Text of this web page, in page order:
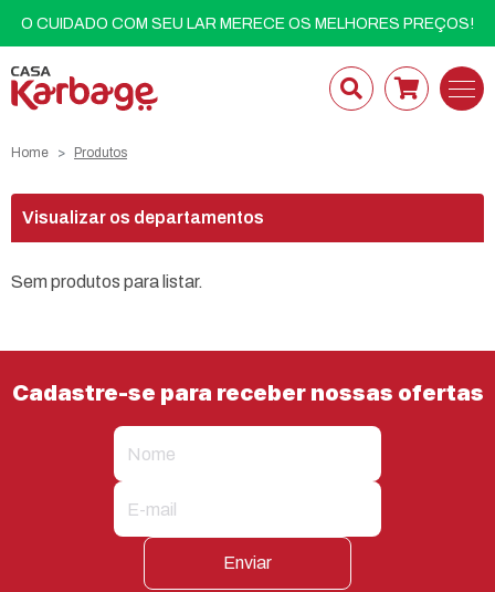
O CUIDADO COM SEU LAR MERECE OS MELHORES PREÇOS!
Home Produtos
Visualizar os departamentos
Sem produtos para listar.
Cadastre-se para receber nossas ofertas
Enviar